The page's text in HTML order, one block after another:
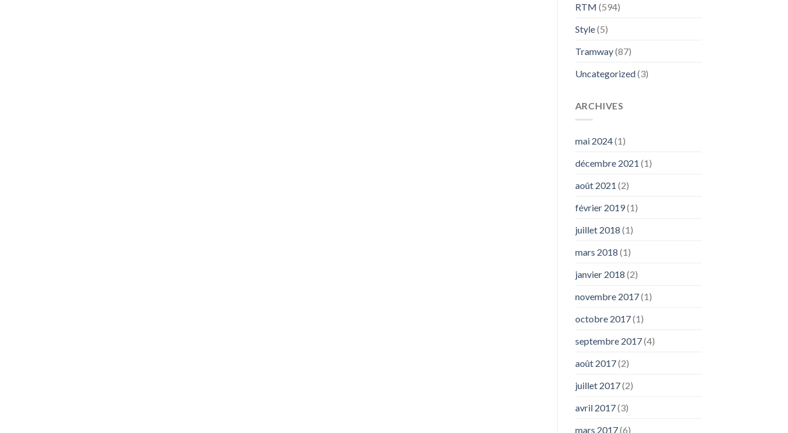
RTM (594)
Style(5)
Tramway(87)
Uncategorized(3)
ARCHIVES
mai 2024(1)
décembre 2021 (1)
août 2021 (2)
février 2019(1)
juillet 2018 (1)
mars 2018 (1)
janvier 2018 (2)
novembre 2017(1)
octobre 2017(1)
septembre 2017(4)
août 2017(2)
juillet 2017(2)
avril 2017(3)
mars 2017(6)